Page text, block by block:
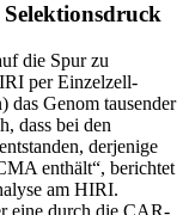
die Spur zu
per Einzelzell-
das Genom tausender
dass bei den
derjenige
enthält“, berichtet
am HIRI.
eine durch die CAR-